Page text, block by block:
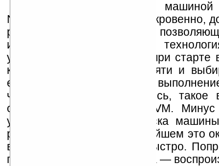
Над этой виртуальной машиной
NSIcom. И, надо сказать откровенно,
ряд интересных примочек,
исполнения кода — это
управление памятью. Так, при
количество свободной памяти и
если RAM недостаточно, то
чем ожидалось. Согласитесь,
обыкновенный незапуск JVM.
увеличение времени запуска
решение. Правда, в дальнейшем это
выполняться достаточно быстро.
пробовали под PersonalJava —